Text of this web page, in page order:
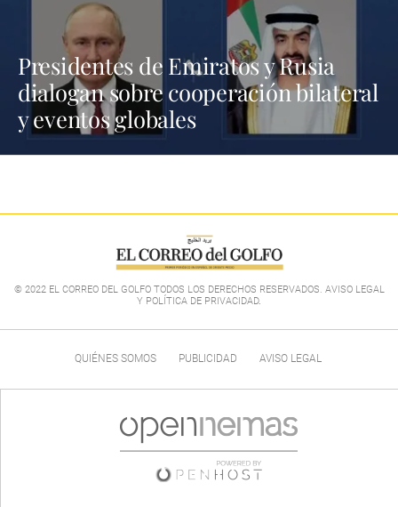
Presidentes de Emiratos y Rusia
dialogan sobre cooperación bilateral
y eventos globales
© 2022 EL CORREO DEL GOLFO TODOS LOS DERECHOS RESERVADOS. AVISO LEGAL
Y POLÍTICA DE PRIVACIDAD.
QUIÉNES SOMOS PUBLICIDAD AVISO LEGAL